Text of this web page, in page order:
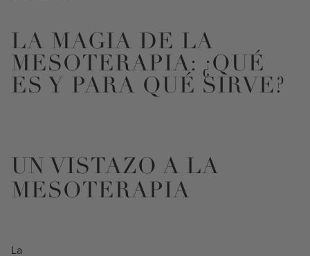
LA MAGIA DE LA
MESOTERAPIA: ¿QUÉ
ES Y PARA QUÉ SIRVE?
UN VISTAZO A LA
MESOTERAPIA
La